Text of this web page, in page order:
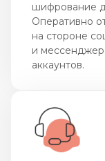
шифрование
Оперативно
на стороне
и
аккаунтов.